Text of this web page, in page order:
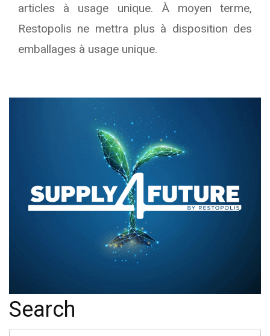
articles à usage unique. À moyen terme,
Restopolis ne mettra plus à disposition des
emballages à usage unique.
Search